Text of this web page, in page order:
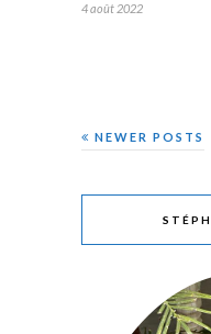
4 août 2022
NEWER POSTS